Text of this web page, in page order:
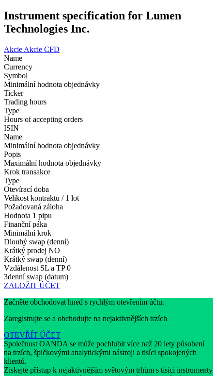
Instrument specification for Lumen
Technologies Inc.
Akcie Akcie CFD
Name
Currency
Symbol
Minimální hodnota objednávky
Ticker
Trading hours
Type
Hours of accepting orders
ISIN
Name
Minimální hodnota objednávky
Popis
Maximální hodnota objednávky
Krok transakce
Type
Otevírací doba
Velikost kontraktu / 1 lot
Požadovaná záloha
Hodnota 1 pipu
Finanční páka
Minimální krok
Dlouhý swap (denní)
Krátký prodej NO
Krátký swap (denní)
Vzdálenost SL a TP 0
3denní swap (datum)
ZALOŽIT ÚČET
Začněte obchodovat hned s rychlým otevřením účtu.
Zaregistrujte se a obchodujte na nejaktivnějších trzích
OTEVŘÍT ÚČET
Společnost OANDA se může pochlubit více než 20 lety působení
na trzích, špičkovými analytickými nástroji a tisíci spokojených
klientů.
Získejte přístup k nejaktivnějším světovým trhům s tisíci instrumenty